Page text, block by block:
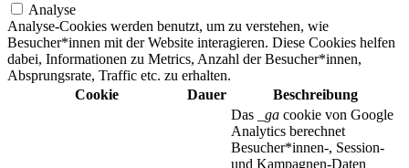
Analyse
Analyse-Cookies werden benutzt, um zu verstehen, wie
Besucher*innen mit der Website interagieren. Diese Cookies helfen
dabei, Informationen zu Metrics, Anzahl der Besucher*innen,
Absprungsrate, Traffic etc. zu erhalten.
Cookie
Dauer Beschreibung
Das _ga cookie von Google
Analytics berechnet
Besucher*innen-, Session-
und Kampagnen-Daten